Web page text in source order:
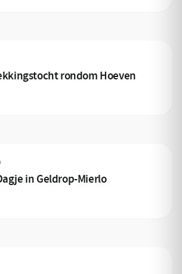
rondom Hoeven
in Geldrop-Mierlo